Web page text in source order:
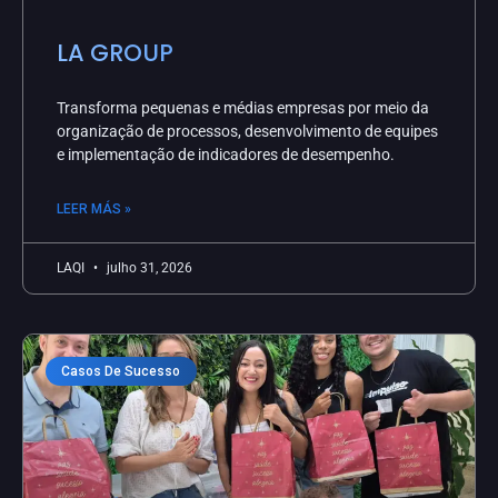
LA GROUP
Transforma pequenas e médias empresas por meio da
organização de processos, desenvolvimento de equipes
e implementação de indicadores de desempenho.
LEER MÁS »
LAQI julho 31, 2026
Casos De Sucesso